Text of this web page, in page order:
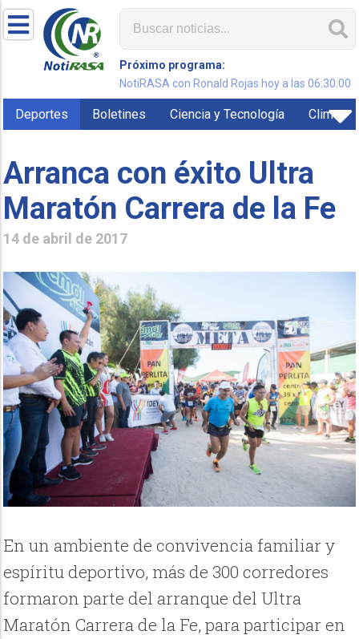
Próximo programa:
NotiRASA con Ronald Rojas hoy a las 06:30:00
Deportes Boletines Ciencia y Tecnología Clima
Arranca con éxito Ultra
Maratón Carrera de la Fe
14 de abril de 2017
En un ambiente de convivencia familiar y
espíritu deportivo, más de 300 corredores
formaron parte del arranque del Ultra
Maratón Carrera de la Fe, para participar en